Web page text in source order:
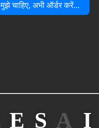
मुझे चाहिए, अभी ऑर्डर करें...